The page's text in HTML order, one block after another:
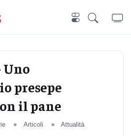
Uno
presepe
il pane
Articoli Attualità